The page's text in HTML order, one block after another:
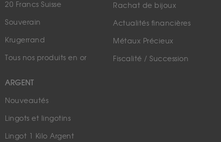
20 Francs Suisse
Souverain
Krugerrand
Tous nos produits en or
ARGENT
Nouveautés
Lingots et lingotins
Lingot 1 Kilo Argent
Rachat de bijoux
Actualités financières
Métaux Précieux
Fiscalité / Succession